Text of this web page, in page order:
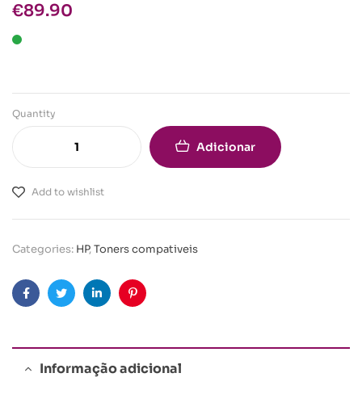
€89.90
Quantity
Adicionar
Add to wishlist
Categories: HP,Toners compativeis
FacebookTwitterLinkedinPinterest
Informação adicional